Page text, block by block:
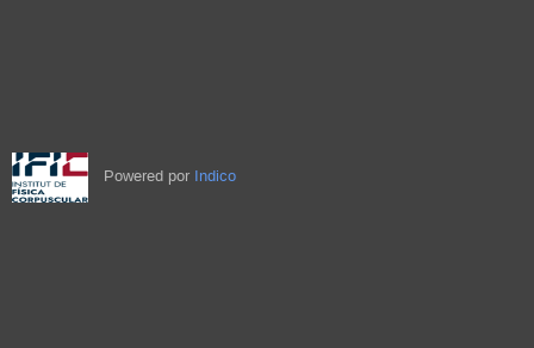
Powered por Indico